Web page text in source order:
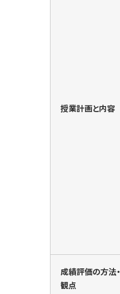
授業計画と内容
成績評価の方法・
観点